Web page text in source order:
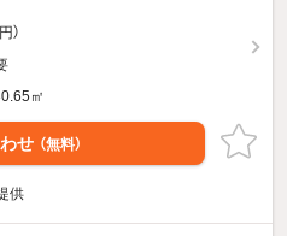
）
㎡
せ （無料）
供